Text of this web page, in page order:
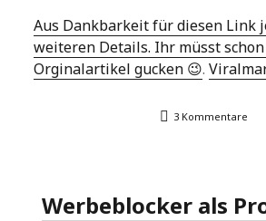
Aus Dankbarkeit für diesen Link
weiteren Details. Ihr müsst
Orginalartikel gucken 😉.
3 Kommentare
Werbeblocker als